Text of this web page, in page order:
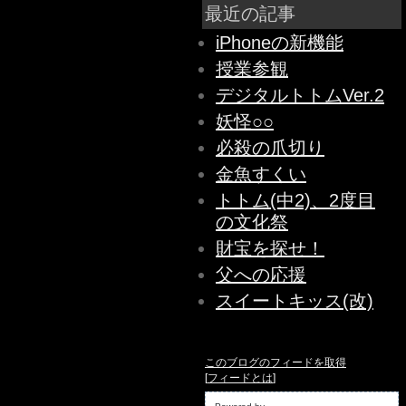
最近の記事
iPhoneの新機能
授業参観
デジタルトトムVer.2
妖怪○○
必殺の爪切り
金魚すくい
トトム(中2)、2度目
の文化祭
財宝を探せ！
父への応援
スイートキッス(改)
このブログのフィードを取得
[フィードとは]